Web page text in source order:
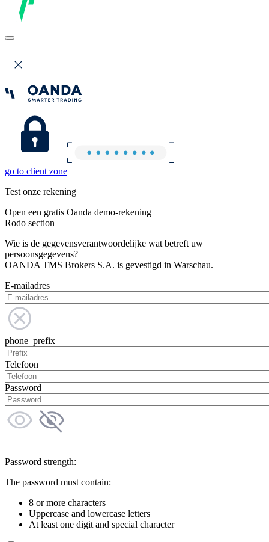
go to client zone
Test onze rekening
Open een gratis Oanda demo-rekening
Rodo section
Wie is de gegevensverantwoordelijke wat betreft uw
persoonsgegevens?
OANDA TMS Brokers S.A. is gevestigd in Warschau.
E-mailadres
phone_prefix
Telefoon
Password
Password strength:
The password must contain:
8 or more characters
Uppercase and lowercase letters
At least one digit and special character